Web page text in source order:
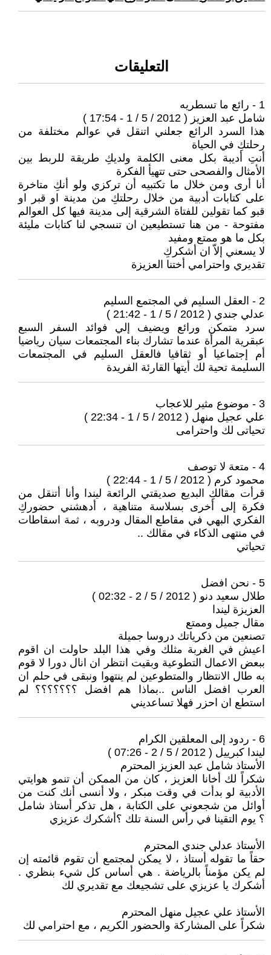
التعليقات
1 - رائع ما تسطريه
شامل عبد العزيز ( 2012 / 5 / 1 - 17:54 )
هذا السرد الرائع جعلني اتنقل في عوالم مختلفة من
رحلتكِ في الحياة
أنتِ أديبة بكل معنى الكلمة ولديكِ طريقة للربط بين
الأمثال والفصحى حتى تتهيأ الفكرة
أنا أرى ومن خلال ما تكتبيه أن تركزي ولو أنكِ متاخرة
على كتابات أدبية من خلال رحلتكِ من مدينة او قبر او
قبو كما تقولين للفتاة الشرقية إلى مدينة فيها كل العوالم
مفتوحة - من هنا تستطيعين ان تنسجي لنا كتابات مليئة
بكل ما هو ممتع ومفيد
لا يسعني إلاّ ان أشكركِ
تقديري واحترامي أختنا العزيزة
2 - العقل السليم في المجتمع السليم
عدلي جندي ( 2012 / 5 / 1 - 21:42 )
سرد متمكن ورائع ويضيف إلي فوائد السفر السبع
عبقرية المرأة عندما تشارك بناء المجتمعات سيان رياضيا
أم إجتماعيا أو ثقافيا فالعقل السليم في المجتمعات
السليمة تحية لك أيتها القارئة الفريدة
3 - موضوع مثير للاعجاب
علي عجيل منهل ( 2012 / 5 / 1 - 22:34 )
تحياتى لك واحترامى
4 - متعة لا توصف
محمود كرم ( 2012 / 5 / 1 - 22:44 )
قرأت مقالكِ البديع صديقتي الرائعة ليندا وأنا أتنقل من
فكرة إلى أخرى بسلاسة متناهية ، أدهشني حضوركِ
الفكري البهي في مقاطع المقال ودروبه ، ثمة اسقاطات
في منتهى الذكاء في مقالك ..
تحياتي
5 - نحن افضل
طلال سعيد دنو ( 2012 / 5 / 2 - 02:32 )
العزيزة ليندا
مقال جميل وممتع
تصنعين من ذكرياتك دروسا جميلة
اعيش في الغربة مثلك وفي هذا البلد حاولت ان اقوم
ببعض الاعمال التطوعية وبقيت انتظر ان انال دورا لا قوم
به طال الانتظار والمتطوعين لم ينتهوا ونبقى في حلم ان
العرب افضل الناس ..بماذا هم افضل ؟؟؟؟؟؟؟ لم
استطع ان احزر فهلا تساعديني
6 - ردود إلى المعلقين الكرام
ليندا كبرييل ( 2012 / 5 / 2 - 07:26 )
الأستاذ شامل عبد العزيز المحترم
شكراً لك أخانا العزيز ، كان من الممكن أن تنمو هوايتي
الأدبية لو بدأت في وقت مبكر ، ولا أنسى أنك كنت من
أوائل من شجعوني على الكتابة ، هل تذكر أستاذ شامل
؟ يوم التقينا في رأس السنة تلك ؟أشكرك عزيزي
الأستاذ عدلي جندي المحترم
حقاً ما تقوله أستاذ ، لا يمكن لمجتمع أن تقوم قائمته إن
لم يكن مؤمناً بالرياضة . هي أساس كل شيء بنظري .
أشكرك يا عزيزي على تشجيعك مع تقديري لك
الأستاذ علي عجيل منهل المحترم
شكراً على المشاركة والحضور الكريم ، مع احترامي لك